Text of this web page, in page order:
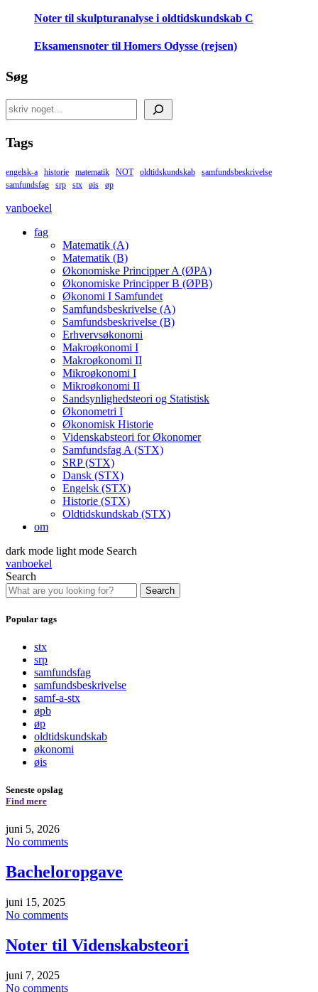
Noter til skulpturanalyse i oldtidskundskab C
Eksamensnoter til Homers Odysse (rejsen)
Søg
Search
Tags
engelsk-a historie matematik NOT oldtidskundskab
samfundsbeskrivelse
samfundsfag
srp stx øis øp
vanboekel
fag
Matematik (A)
Matematik (B)
Økonomiske Principper A (ØPA)
Økonomiske Principper B (ØPB)
Økonomi I Samfundet
Samfundsbeskrivelse (A)
Samfundsbeskrivelse (B)
Erhvervsøkonomi
Makroøkonomi I
Makroøkonomi II
Mikroøkonomi I
Mikroøkonomi II
Sandsynlighedsteori og Statistisk
Økonometri I
Økonomisk Historie
Videnskabsteori for Økonomer
Samfundsfag A (STX)
SRP (STX)
Dansk (STX)
Engelsk (STX)
Historie (STX)
Oldtidskundskab (STX)
om
dark mode light mode Search
vanboekel
Search
Search
Popular tags
stx
srp
samfundsfag
samfundsbeskrivelse
samf-a-stx
øpb
øp
oldtidskundskab
økonomi
øis
Seneste opslag
Find mere
juni 5, 2026
No comments
Bacheloropgave
juni 15, 2025
No comments
Noter til Videnskabsteori
juni 7, 2025
No comments